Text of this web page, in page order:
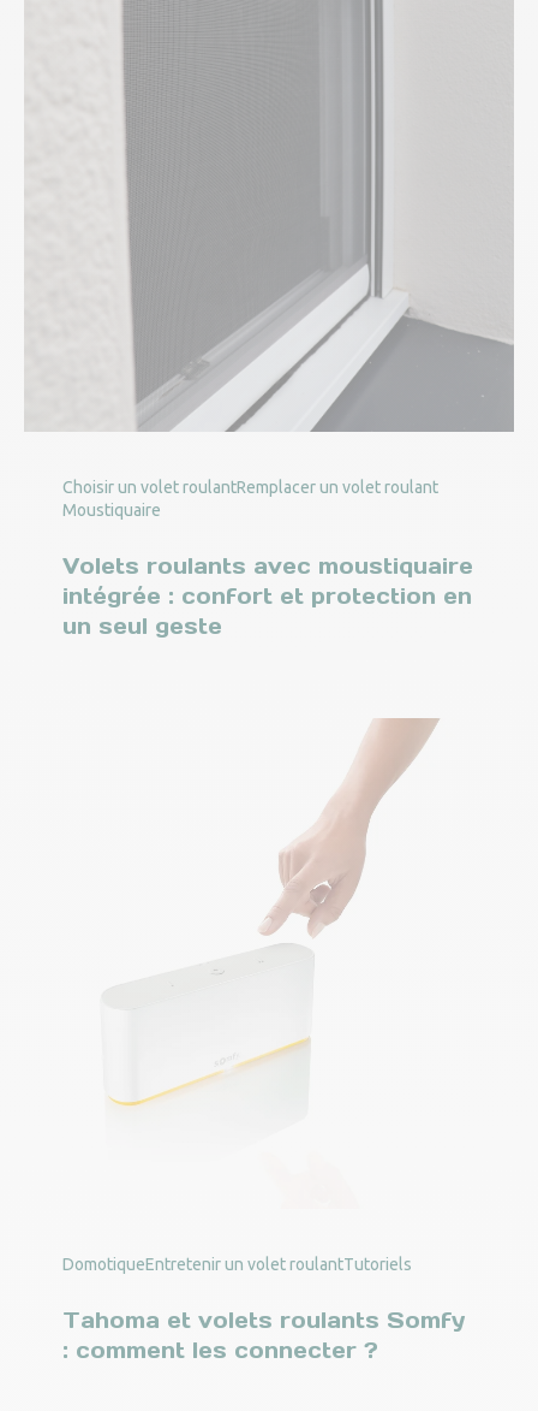
Choisir un volet roulantRemplacer un volet roulant
Moustiquaire
Volets roulants avec moustiquaire
intégrée : confort et protection en
un seul geste
DomotiqueEntretenir un volet roulantTutoriels
Tahoma et volets roulants Somfy
: comment les connecter ?